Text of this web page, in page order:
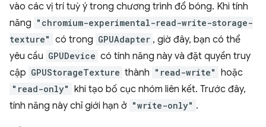
vào các vị trí tuỳ ý trong chương trình đổ bóng. Khi tính
năng "chromium-experimental-read-write-storage-
texture" có trong GPUAdapter , giờ đây, bạn có thể
yêu cầu GPUDevice có tính năng này và đặt quyền truy
cập GPUStorageTexture thành "read-write" hoặc
"read-only" khi tạo bố cục nhóm liên kết. Trước đây,
tính năng này chỉ giới hạn ở "write-only" .